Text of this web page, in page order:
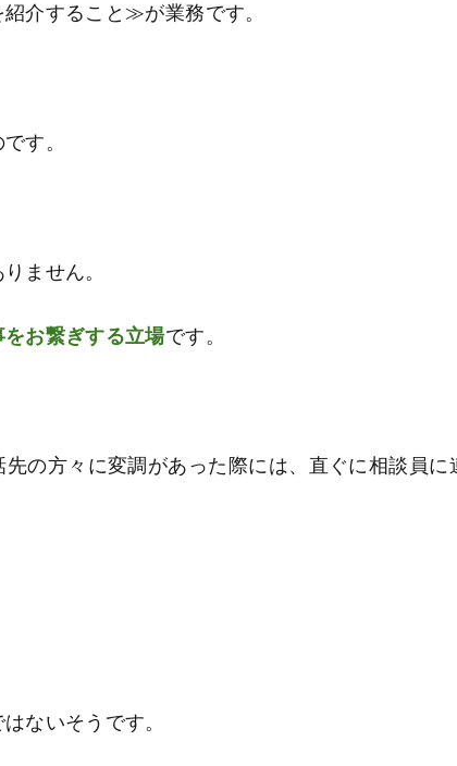
介すること≫が業務です。
す。
ません。
お繋ぎする立場です。
の方々に変調があった際には、直ぐに相談員に
ないそうです。